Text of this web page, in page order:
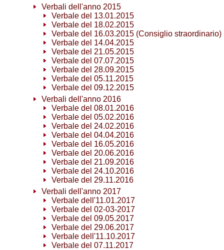
Verbali dell'anno 2015
Verbale del 13.01.2015
Verbale del 18.02.2015
Verbale del 16.03.2015 (Consiglio straordinario)
Verbale del 14.04.2015
Verbale del 21.05.2015
Verbale del 07.07.2015
Verbale del 28.09.2015
Verbale del 05.11.2015
Verbale del 09.12.2015
Verbali dell'anno 2016
Verbale del 08.01.2016
Verbale del 05.02.2016
Verbale del 24.02.2016
Verbale del 04.04.2016
Verbale del 16.05.2016
Verbale del 20.06.2016
Verbale del 21.09.2016
Verbale del 24.10.2016
Verbale del 29.11.2016
Verbali dell'anno 2017
Verbale dell'11.01.2017
Verbale del 02-03-2017
Verbale del 09.05.2017
Verbale del 29.06.2017
Verbale dell'11.10.2017
Verbale del 07.11.2017